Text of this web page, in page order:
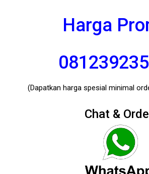
Harga
(Dapatkan harga spesial minimal
Chat &